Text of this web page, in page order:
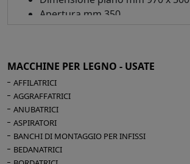
Apertura mm 350
2100 h
Da revisionare
MACCHINE PER LEGNO - USATE
AFFILATRICI
AGGRAFFATRICI
ANUBATRICI
ASPIRATORI
BANCHI DI MONTAGGIO PER INFISSI
BEDANATRICI